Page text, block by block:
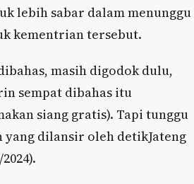
lebih sabar dalam menunggu
kementrian tersebut.
masih digodok dulu,
sempat dibahas itu
siang gratis). Tapi tunggu
yang dilansir oleh detikJateng